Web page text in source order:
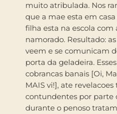
muito atribulada. Nos
que a mae esta em
filha esta na escola
namorado. Resultado:
veem e se comunicam
porta da geladeira.
cobrancas banais [Oi,
MAIS vi!], ate revelacoes
contundentes por parte
durante o penoso